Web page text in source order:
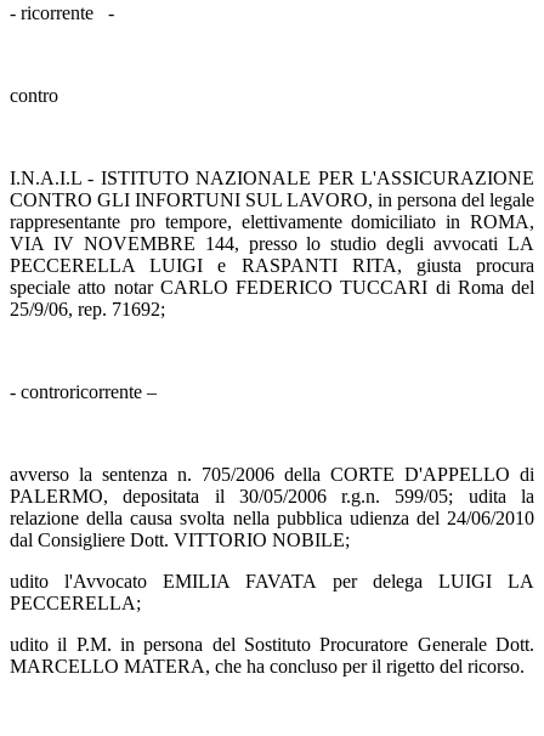
- ricorrente -
contro
I.N.A.I.L - ISTITUTO NAZIONALE PER L'ASSICURAZIONE
CONTRO GLI INFORTUNI SUL LAVORO, in persona del legale
rappresentante pro tempore, elettivamente domiciliato in ROMA,
VIA IV NOVEMBRE 144, presso lo studio degli avvocati LA
PECCERELLA LUIGI e RASPANTI RITA, giusta procura
speciale atto notar CARLO FEDERICO TUCCARI di Roma del
25/9/06, rep. 71692;
- controricorrente –
avverso la sentenza n. 705/2006 della CORTE D'APPELLO di
PALERMO, depositata il 30/05/2006 r.g.n. 599/05; udita la
relazione della causa svolta nella pubblica udienza del 24/06/2010
dal Consigliere Dott. VITTORIO NOBILE;
udito l'Avvocato EMILIA FAVATA per delega LUIGI LA
PECCERELLA;
udito il P.M. in persona del Sostituto Procuratore Generale Dott.
MARCELLO MATERA, che ha concluso per il rigetto del ricorso.